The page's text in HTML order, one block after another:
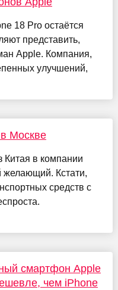
18 Pro остаётся
представить,
Apple. Компания,
улучшений,
Москве
Китая в компании
желающий. Кстати,
средств с
смартфон Apple
чем iPhone